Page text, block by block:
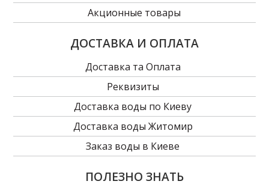
Акционные товары
ДОСТАВКА И ОПЛАТА
Доставка та Оплата
Реквизиты
Доставка воды по Киеву
Доставка воды Житомир
Заказ воды в Киеве
ПОЛЕЗНО ЗНАТЬ